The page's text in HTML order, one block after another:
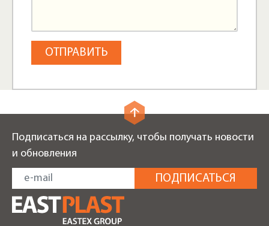
Подписаться на рассылку, чтобы получать новости
и обновления